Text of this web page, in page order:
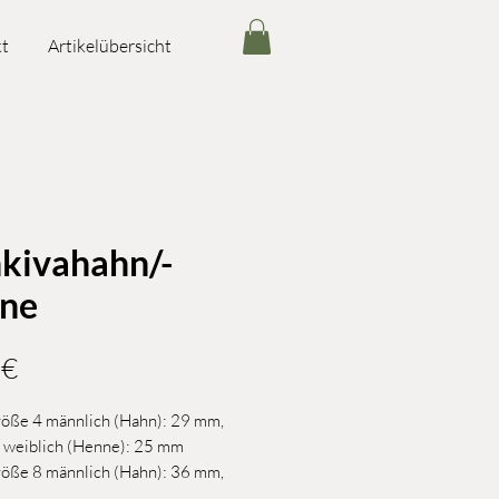
Artikelübersicht
Preis
4 männlich (Hahn): 29 mm,
(Henne): 25 mm
8 männlich (Hahn): 36 mm,